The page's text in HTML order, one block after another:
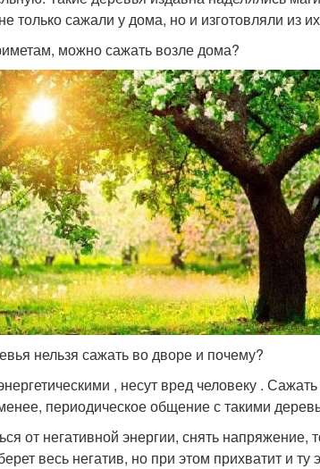
только сажали у дома, но и изготовляли из
можно сажать возле дома?
нельзя сажать во дворе и почему?
, несут вред человеку .
периодическое общение с такими
от негативной энергии, снять напряжение,
весь негатив, но при этом прихватит и